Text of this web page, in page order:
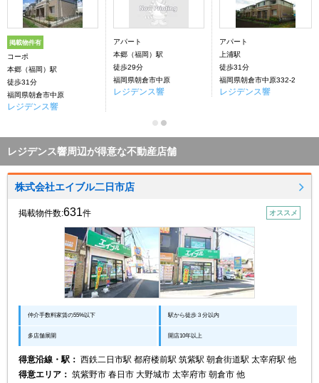
掲載物件有
コーポ
本郷（福岡）駅
徒歩31分
福岡県朝倉市中原
レジデンス響
アパート
本郷（福岡）駅
徒歩29分
福岡県朝倉市中原
レジデンス響
アパート
上浦駅
徒歩31分
福岡県朝倉市中原332-2
レジデンス響
レジデンス響周辺が得意な不動産店舗
株式会社エイブル二日市店
掲載物件数:631件 オススメ
仲介手数料家賃の55%以下 駅から徒歩３分以内
多店舗展開 開店10年以上
得意沿線・駅： 西鉄二日市駅 都府楼前駅 筑紫駅 朝倉街道駅 太宰府駅 他
得意エリア： 筑紫野市 春日市 大野城市 太宰府市 朝倉市 他